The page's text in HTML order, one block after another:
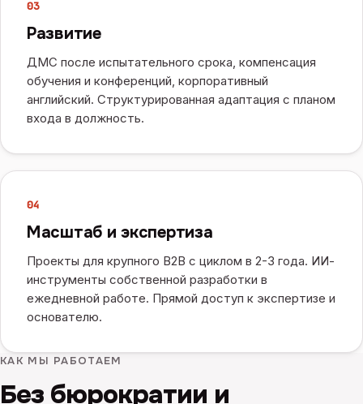
03
Развитие
ДМС после испытательного срока, компенсация
обучения и конференций, корпоративный
английский. Структурированная адаптация с планом
входа в должность.
04
Масштаб и экспертиза
Проекты для крупного B2B с циклом в 2-3 года. ИИ-
инструменты собственной разработки в
ежедневной работе. Прямой доступ к экспертизе и
основателю.
КАК МЫ РАБОТАЕМ
Без бюрократии и